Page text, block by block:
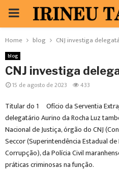
PRIMARY
MENU
Home blog CNJ investiga
blog
CNJ investiga
15 de agosto de 2023 433
Titular do 1º Ofício da Serventia
delegatário Aurino da Rocha Luz
Nacional de Justiça, órgão do CNJ
Seccor (Superintendência Estadual
Corrupção), da Polícia Civil
práticas criminosas na função.